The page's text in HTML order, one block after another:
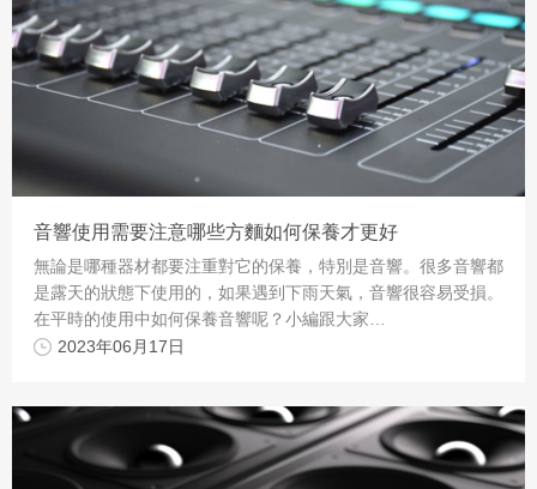
音響使用需要注意哪些方麵如何保養才更好
無論是哪種器材都要注重對它的保養，特別是音響。很多音響都
是露天的狀態下使用的，如果遇到下雨天氣，音響很容易受損。
在平時的使用中如何保養音響呢？小編跟大家…
2023年06月17日